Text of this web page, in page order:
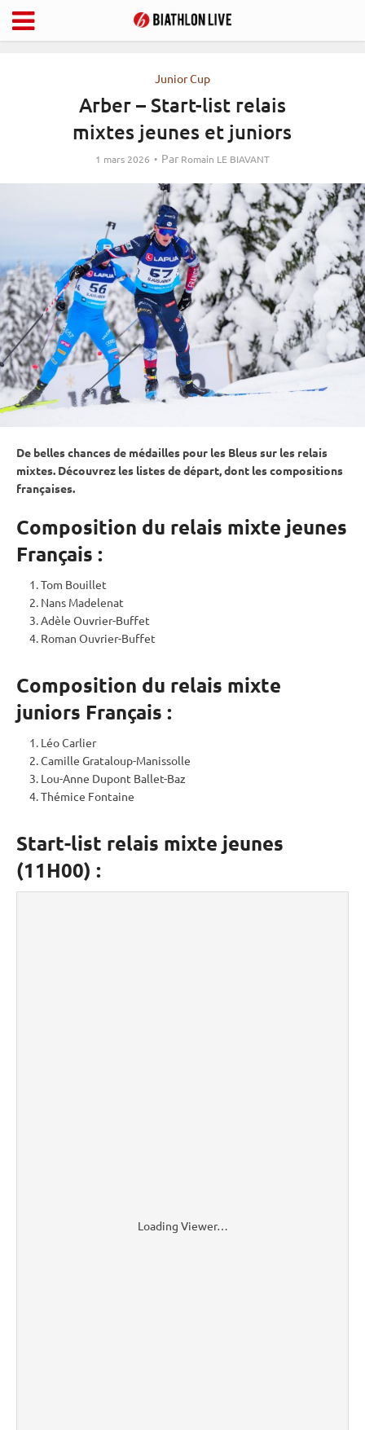
Junior Cup
Arber – Start-list relais
mixtes jeunes et juniors
1 mars 2026 Par Romain LE BIAVANT
De belles chances de médailles pour les Bleus sur les relais
mixtes. Découvrez les listes de départ, dont les compositions
françaises.
Composition du relais mixte jeunes
Français :
Tom Bouillet
Nans Madelenat
Adèle Ouvrier-Buffet
Roman Ouvrier-Buffet
Composition du relais mixte
juniors Français :
Léo Carlier
Camille Grataloup-Manissolle
Lou-Anne Dupont Ballet-Baz
Thémice Fontaine
Start-list relais mixte jeunes
(11H00) :
Loading Viewer…